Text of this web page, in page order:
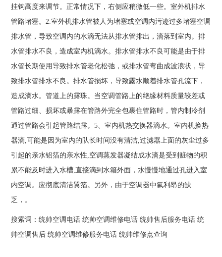
挂钩高度来调节。正常情况下，右侧应稍微低一些。室外机排水
管路堵塞。2.室外机排水管被人为堵塞或空调内污迹过多堵塞空调
排水管，导致空调内的水滴无法从排水管排出，滴落到室内。排
水管排水不良，造成室内机滴水。排水管排水不良可能是由于排
水管长期使用导致排水管老化松弛，或排水管弯曲成波浪状，导
致排水管排水不良。排水管损坏，导致露水顺着排水管孔流下，
造成滴水。管道上的露珠。当空调管路上的绝缘材料质量较差或
管路过细、损坏或暴露在管路外完全包裹住管路时，管内制冷剂
通过管路会引起管路结露。5、室内机热交换器滴水。室内机换热
器滴,可能是因为室内的队长时间没有清洁,过滤器上面的灰尘过多
引起的亲水铝箔的亲水性,空调蒸发器凝结成水滴是受到赃物的积
累不能及时进入水槽,直接滴到水箱外面，水慢慢地通过孔进入室
内空调。应彻底清洁翼箔。另外，由于空调器中氟利昂的缺
乏，。
搜索词：统帅空调电话 统帅空调维修电话 统帅售后服务电话 统
帅空调售后 统帅空调维修服务电话 统帅维修点查询